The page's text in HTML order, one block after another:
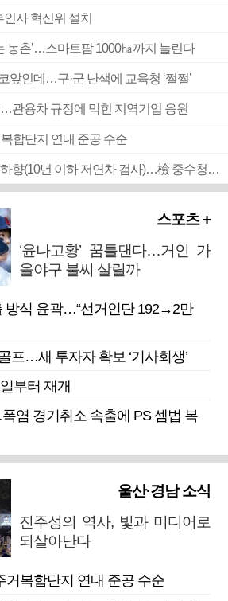
사 혁신위 설치
농촌’…스마트팜 1000㏊까지 늘린다
앞인데…구·군 난색에 교육청 ‘쩔쩔’
관용차 규정에 막힌 지역기업 응원
합단지 연내 준공 수순
■ 검사 신분 버리고 직급하향(10년 이하 저연차 검사)…檢 중수청행 기피
스포츠 +
‘윤나고황’ 꿈틀댄다…거인 가
을야구 불씨 살릴까
방식 윤곽…“선거인단 192→2만
프…새 투자자 확보 ‘기사회생’
부터 재개
염 경기취소 속출에 PS 셈법 복
울산·경남 소식
진주성의 역사, 빛과 미디어로
되살아난다
거복합단지 연내 준공 수순